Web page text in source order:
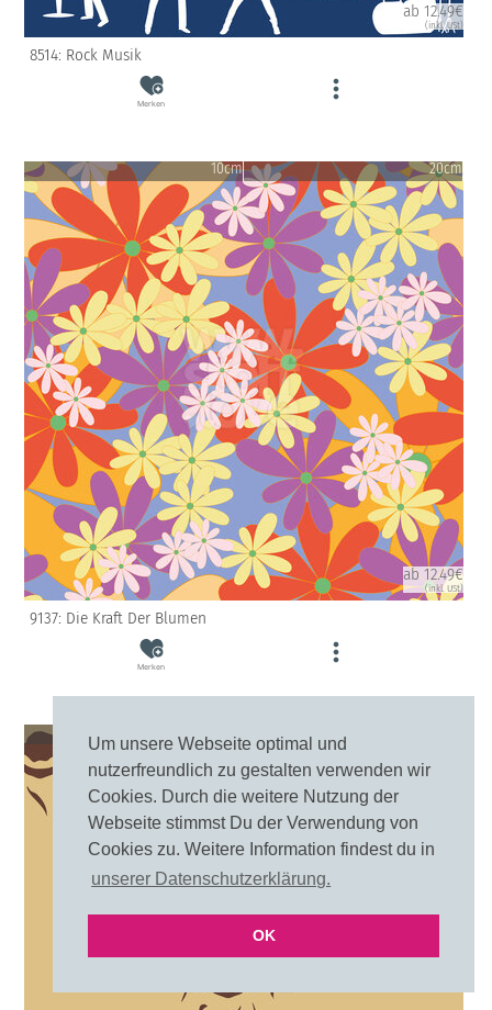
Um unsere Webseite optimal und
nutzerfreundlich zu gestalten verwenden wir
Cookies. Durch die weitere Nutzung der
Webseite stimmst Du der Verwendung von
Cookies zu. Weitere Information findest du in
unserer Datenschutzerklärung.
OK
ab 12.49€
(inkl. USt)
8514: Rock Musik
Merken
10cm 20cm
ab 12.49€
(inkl. USt)
9137: Die Kraft Der Blumen
Merken